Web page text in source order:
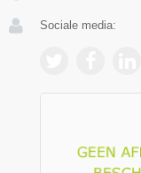
Sociale media: